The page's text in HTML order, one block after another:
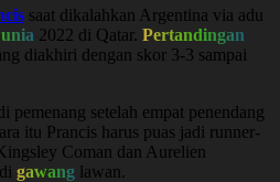
saat dikalahkan Argentina via adu
2022 di Qatar. Pertandingan
diakhiri dengan skor 3-3 sampai
pemenang setelah empat penendang
itu Prancis harus puas jadi runner-
Coman dan Aurelien
gawang lawan.